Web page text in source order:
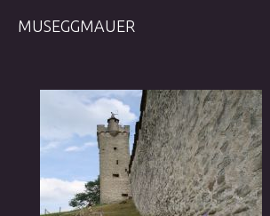
MUSEGGMAUER